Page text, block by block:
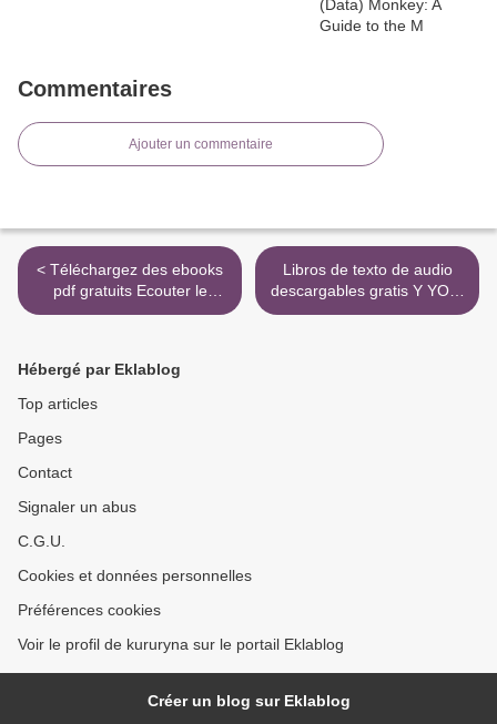
Commentaires
Ajouter un commentaire
< Téléchargez des ebooks
pdf gratuits Ecouter le
silence à l'intérieur -
(French Edition)
Libros de texto de audio
descargables gratis Y YO A
TI MÁS (TESSA LEONI 1)
Hébergé par Eklablog
Top articles
Pages
Contact
Signaler un abus
C.G.U.
Cookies et données personnelles
Préférences cookies
Voir le profil de kururyna sur le portail Eklablog
Créer un blog sur Eklablog